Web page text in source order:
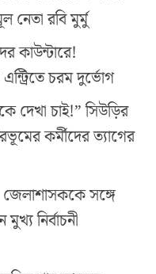
নেতা রবি মুর্মু
কাউন্টারে!
চরম দুর্ভোগ
দেখা চাই!” সিউড়ির
কর্মীদের ত্যাগের
সঙ্গে
নির্বাচনী